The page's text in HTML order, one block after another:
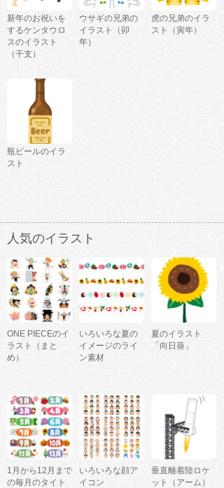
新年のお祝いを
するケンタウロ
スのイラスト
（干支）
ウサギの兄弟の
イラスト（卯
年）
虎の兄弟のイラ
スト（寅年）
瓶ビールのイラ
スト
人気のイラスト
ONE PIECEのイ
ラスト（まと
め）
いろいろな夏の
イメージのライ
ン素材
夏のイラスト
「向日葵」
1月から12月まで
の毎月のタイト
いろいろな顔ア
イコン
垂直離着陸ロケ
ット（アーム）